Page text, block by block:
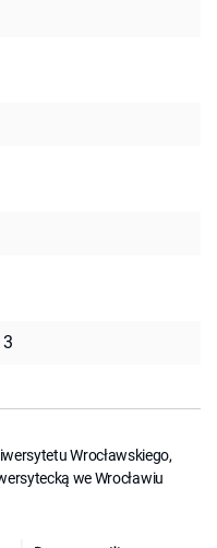
Wrocławskiego,
we Wrocławiu